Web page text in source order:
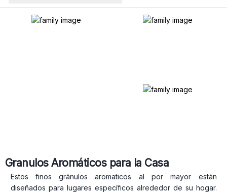
Granulos Aromáticos para la Casa
Estos finos gránulos aromaticos al por mayor están
diseñados para lugares específicos alrededor de su hogar.